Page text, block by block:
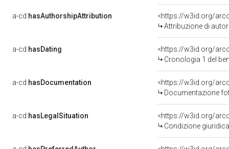
a-cd:hasAuthorshipAttribution
<https://w3id.org/
Attribuzione di
a-cd:hasDating
<https://w3id.org/
Cronologia 1 del
a-cd:hasDocumentation
Documentazione
a-cd:hasLegalSituation
Condizione